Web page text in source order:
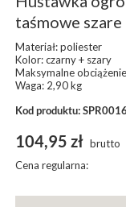
taśmowe szare
Materiał: poliester
Kolor: czarny + szary
Maksymalne
Waga: 2,90 kg
Kod produktu: SPR0016
104,95 zł brutto
Cena regularna: